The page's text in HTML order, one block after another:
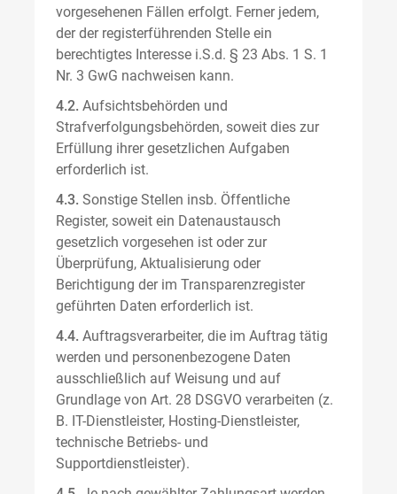
vorgesehenen Fällen erfolgt. Ferner jedem,
der der registerführenden Stelle ein
berechtigtes Interesse i.S.d. § 23 Abs. 1 S. 1
Nr. 3 GwG nachweisen kann.
4.2. Aufsichtsbehörden und
Strafverfolgungsbehörden, soweit dies zur
Erfüllung ihrer gesetzlichen Aufgaben
erforderlich ist.
4.3. Sonstige Stellen insb. Öffentliche
Register, soweit ein Datenaustausch
gesetzlich vorgesehen ist oder zur
Überprüfung, Aktualisierung oder
Berichtigung der im Transparenzregister
geführten Daten erforderlich ist.
4.4. Auftragsverarbeiter, die im Auftrag tätig
werden und personenbezogene Daten
ausschließlich auf Weisung und auf
Grundlage von Art. 28 DSGVO verarbeiten (z.
B. IT-Dienstleister, Hosting-Dienstleister,
technische Betriebs- und
Supportdienstleister).